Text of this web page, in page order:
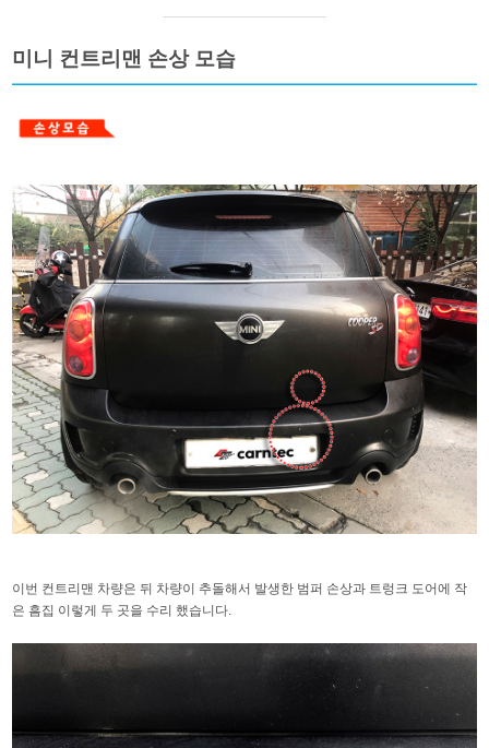
미니 컨트리맨 손상 모습
이번 컨트리맨 차량은 뒤 차량이 추돌해서 발생한 범퍼 손상과 트렁크 도어에 작
은 흠집 이렇게 두 곳을 수리 했습니다.